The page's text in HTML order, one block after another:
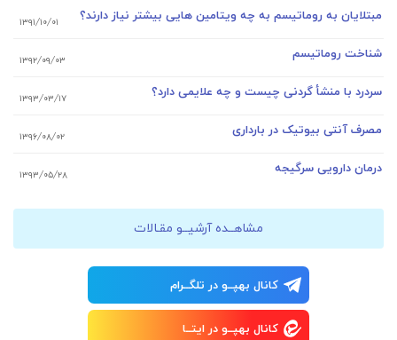
مبتلایان به روماتیسم به چه ویتامین هایی بیشتر نیاز دارند؟ ۱۳۹۱/۱۰/۰۱
شناخت روماتیسم ۱۳۹۲/۰۹/۰۳
سردرد با منشأ گردنی چیست و چه علایمی دارد؟ ۱۳۹۳/۰۳/۱۷
مصرف آنتی بیوتیک در بارداری ۱۳۹۶/۰۸/۰۲
درمان دارویی سرگیجه ۱۳۹۳/۰۵/۲۸
مشاهــده آرشیــو مقـالات
کانال بهپــو در تلگــرام
کانال بهپــو در ایتــا